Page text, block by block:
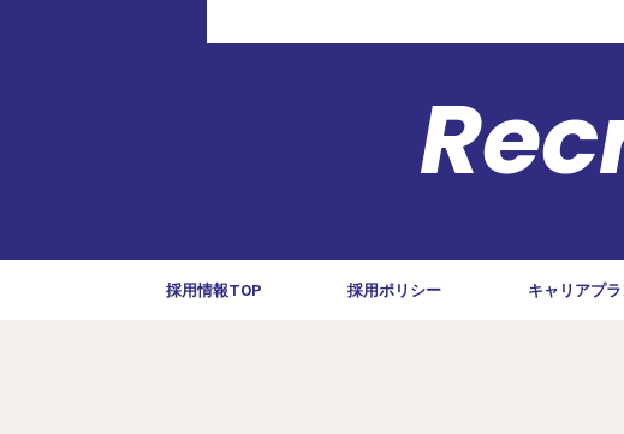
採用情報TOP 採用ポリシー キャリアプ